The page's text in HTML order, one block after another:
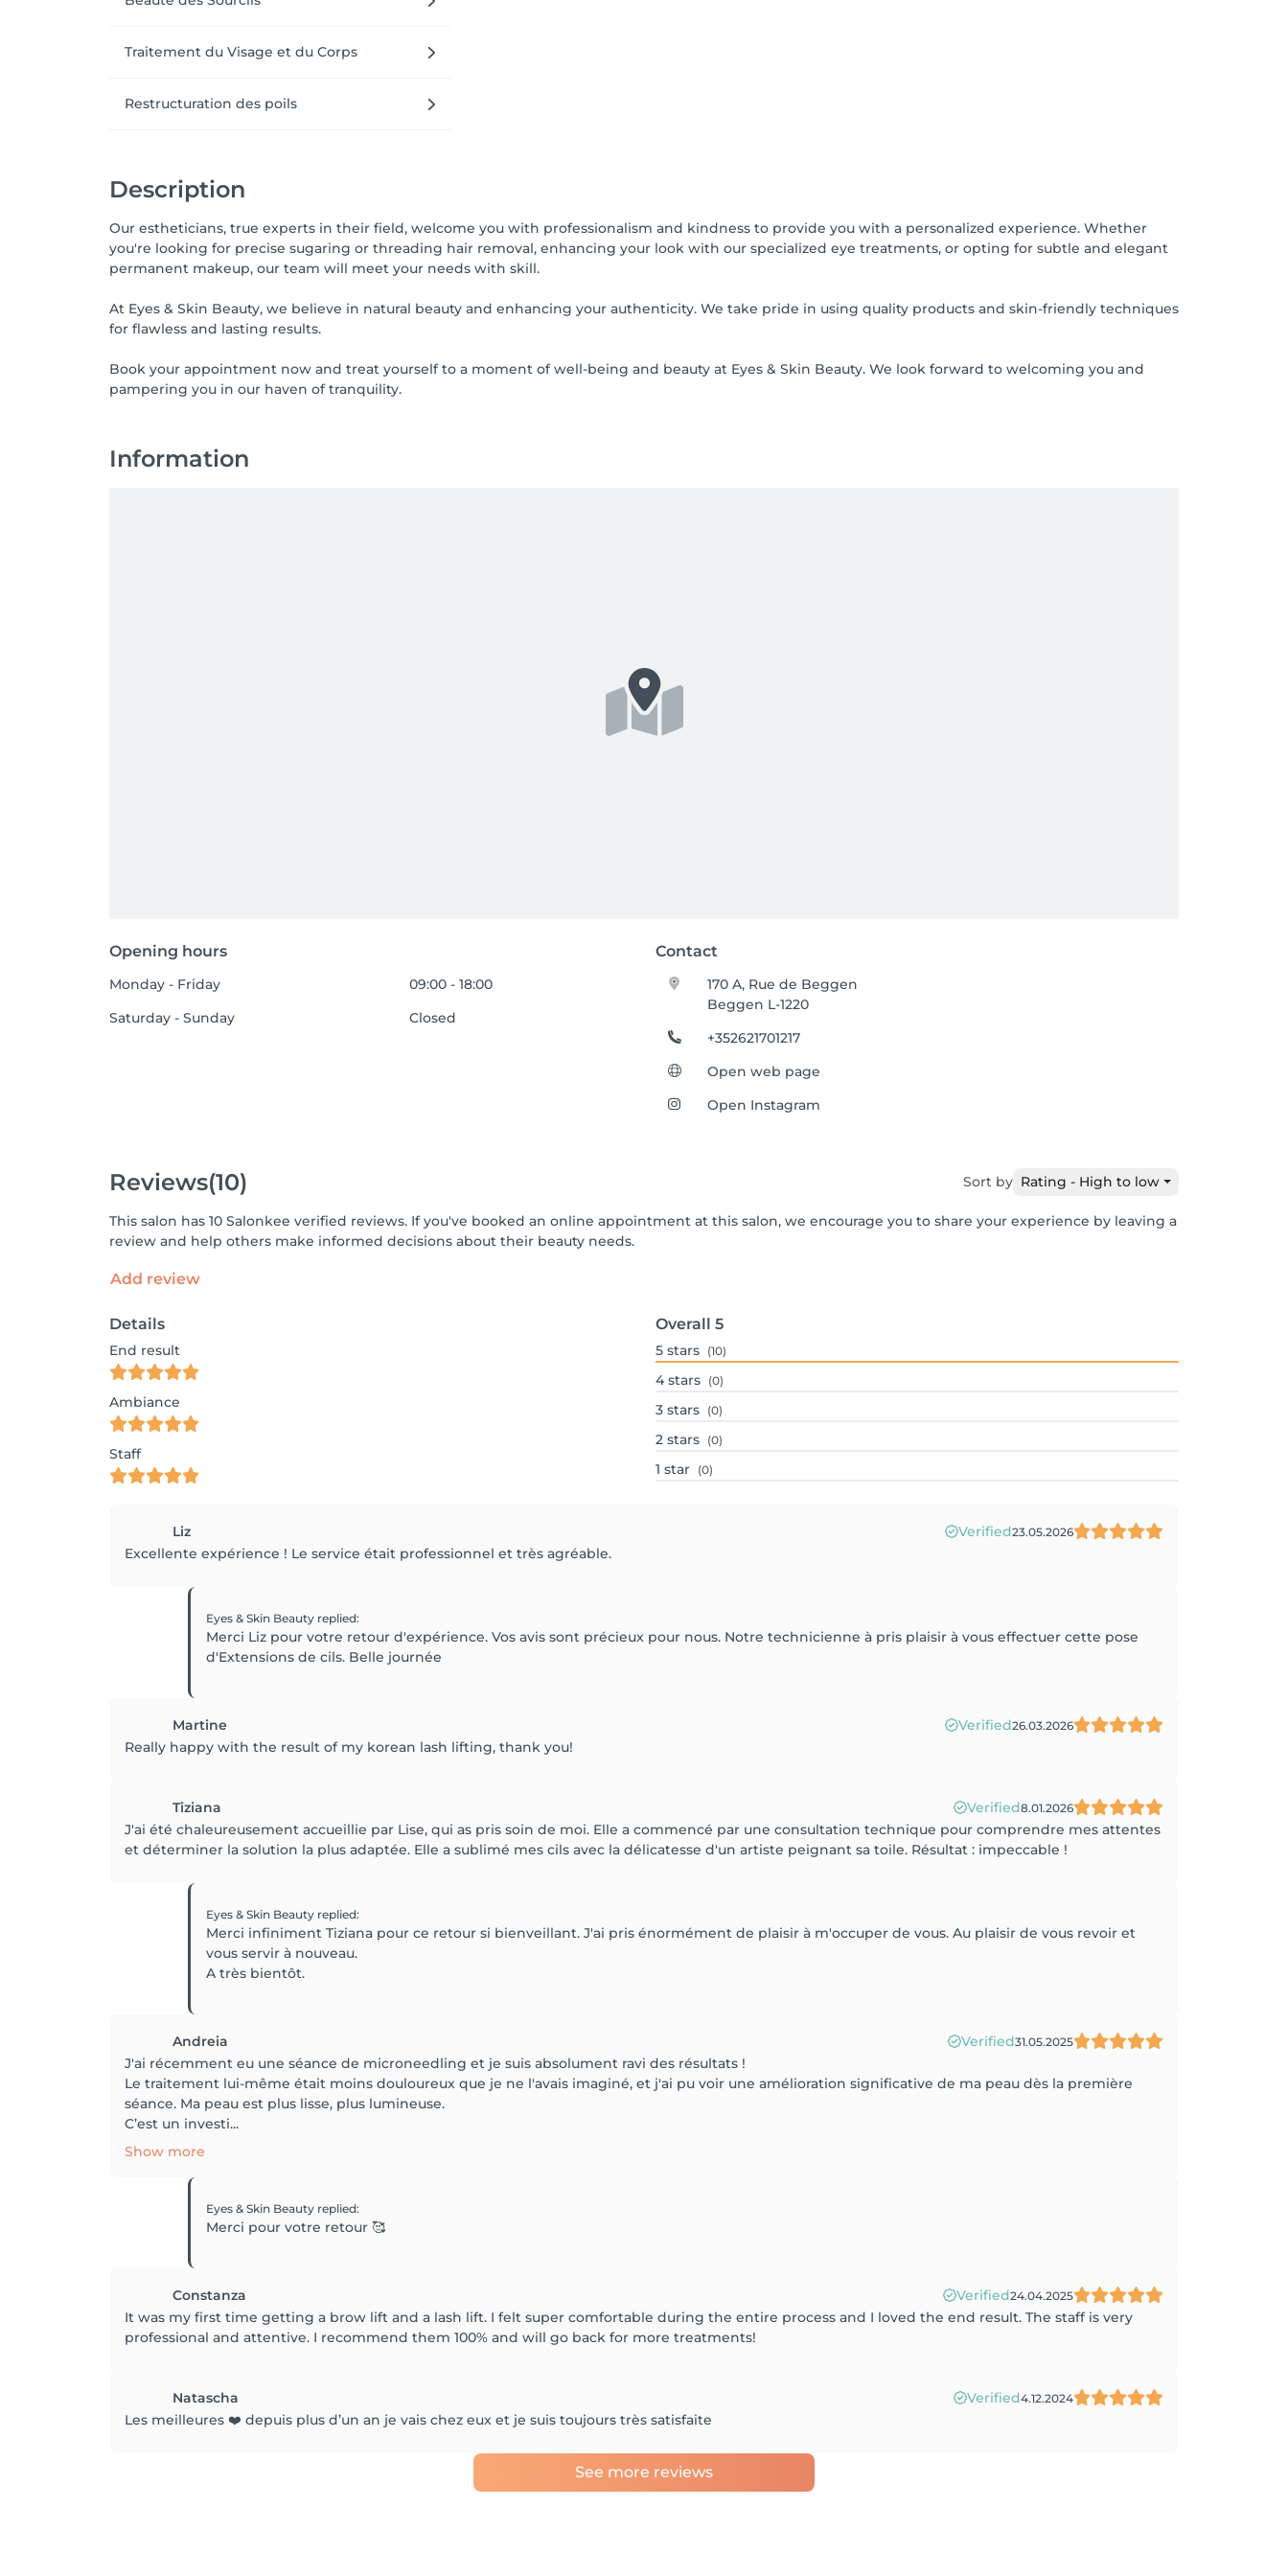
Traitement du Visage et du Corps
Restructuration des poils
Description
Our estheticians, true experts in their field, welcome you with professionalism and kindness to provide you with a personalized experience. Whether
you're looking for precise sugaring or threading hair removal, enhancing your look with our specialized eye treatments, or opting for subtle and elegant
permanent makeup, our team will meet your needs with skill.
At Eyes & Skin Beauty, we believe in natural beauty and enhancing your authenticity. We take pride in using quality products and skin-friendly techniques
for flawless and lasting results.
Book your appointment now and treat yourself to a moment of well-being and beauty at Eyes & Skin Beauty. We look forward to welcoming you and
pampering you in our haven of tranquility.
Information
Opening hours Contact
Monday - Friday
09:00 - 18:00
Saturday - Sunday
Closed
170 A, Rue de Beggen
Beggen L-1220
+352621701217
Open web page
Open Instagram
Reviews(10) Sort by Rating - High to low
This salon has 10 Salonkee verified reviews. If you've booked an online appointment at this salon, we encourage you to share your experience by leaving a
review and help others make informed decisions about their beauty needs.
Add review
Details
End result
Ambiance
Staff
Overall 5
5 stars (10)
4 stars (0)
3 stars (0)
2 stars (0)
1 star (0)
Liz Verified23.05.2026
Excellente expérience ! Le service était professionnel et très agréable.
Eyes & Skin Beauty replied:
Merci Liz pour votre retour d'expérience. Vos avis sont précieux pour nous. Notre technicienne à pris plaisir à vous effectuer cette pose
d'Extensions de cils. Belle journée
Martine Verified26.03.2026
Really happy with the result of my korean lash lifting, thank you!
Tiziana Verified8.01.2026
J'ai été chaleureusement accueillie par Lise, qui as pris soin de moi. Elle a commencé par une consultation technique pour comprendre mes attentes
et déterminer la solution la plus adaptée. Elle a sublimé mes cils avec la délicatesse d'un artiste peignant sa toile. Résultat : impeccable !
Eyes & Skin Beauty replied:
Merci infiniment Tiziana pour ce retour si bienveillant. J'ai pris énormément de plaisir à m'occuper de vous. Au plaisir de vous revoir et
vous servir à nouveau.
A très bientôt.
Andreia Verified31.05.2025
J'ai récemment eu une séance de microneedling et je suis absolument ravi des résultats !
Le traitement lui-même était moins douloureux que je ne l'avais imaginé, et j'ai pu voir une amélioration significative de ma peau dès la première
séance. Ma peau est plus lisse, plus lumineuse.
C’est un investi...
Show more
Eyes & Skin Beauty replied:
Merci pour votre retour 🥰
Constanza Verified24.04.2025
It was my first time getting a brow lift and a lash lift. I felt super comfortable during the entire process and I loved the end result. The staff is very
professional and attentive. I recommend them 100% and will go back for more treatments!
Natascha Verified4.12.2024
Les meilleures ❤️ depuis plus d’un an je vais chez eux et je suis toujours très satisfaite
See more reviews